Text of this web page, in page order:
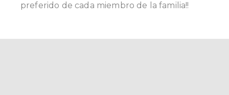
preferido de cada miembro de la familia!!